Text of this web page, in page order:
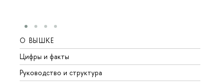
О ВЫШКЕ
Цифры и факты
Руководство и структура